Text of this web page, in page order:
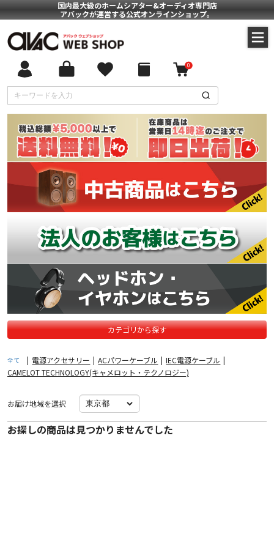
国内最大級のホームシアター&オーディオ専門店
アバックが運営する公式オンラインショップ。
0
カテゴリから探す
全て | 電源アクセサリー | ACパワーケーブル | IEC電源ケーブル |
CAMELOT TECHNOLOGY(キャメロット・テクノロジー)
お届け地域を選択
お探しの商品は見つかりませんでした